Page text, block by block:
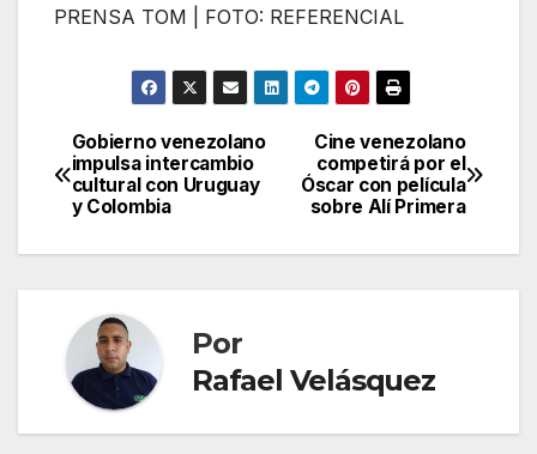
PRENSA TOM | FOTO: REFERENCIAL
Navegación
de
entradas
Cine venezolano
competirá por el
Óscar con película
sobre Alí Primera
Gobierno venezolano
impulsa intercambio
cultural con Uruguay
y Colombia
Por
Rafael Velásquez